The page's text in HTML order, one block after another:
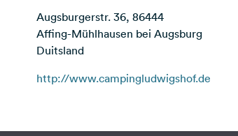
Augsburgerstr. 36, 86444
Affing-Mühlhausen bei Augsburg
Duitsland
http://www.campingludwigshof.de